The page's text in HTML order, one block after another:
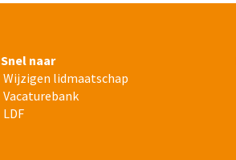
Snel naar
Wijzigen lidmaatschap
Vacaturebank
LDF